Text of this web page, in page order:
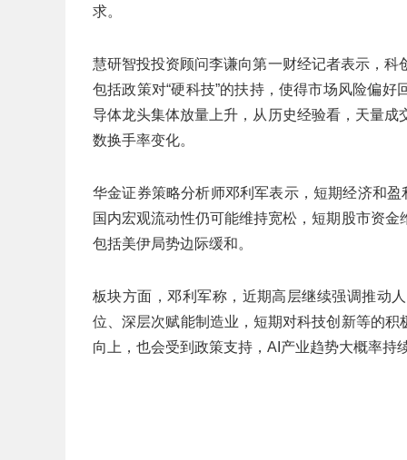
求。
慧研智投投资顾问李谦向第一财经记者表示，
包括政策对“硬科技”的扶持，使得市场风险偏
导体龙头集体放量上升，从历史经验看，天量
数换手率变化。
华金证券策略分析师邓利军表示，短期经济和
国内宏观流动性仍可能维持宽松，短期股市资
包括美伊局势边际缓和。
板块方面，邓利军称，近期高层继续强调推动
位、深层次赋能制造业，短期对科技创新等的
向上，也会受到政策支持，AI产业趋势大概率持